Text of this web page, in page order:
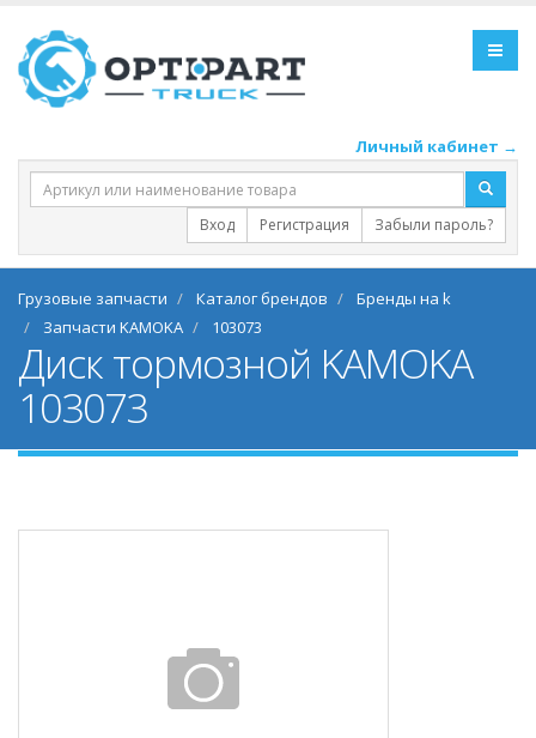
Личный кабинет →
Вход Регистрация Забыли пароль?
Грузовые запчасти Каталог брендов
Бренды на k
Запчасти KAMOKA
103073
Диск тормозной KAMOKA
103073